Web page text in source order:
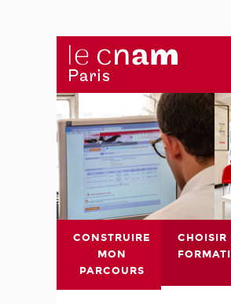
CONSTRUIRE
MON
PARCOURS
CHOISIR